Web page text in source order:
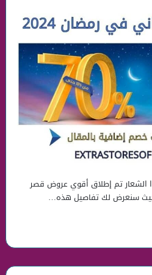
الشعار تم إطلاق أقوي عروض قصر